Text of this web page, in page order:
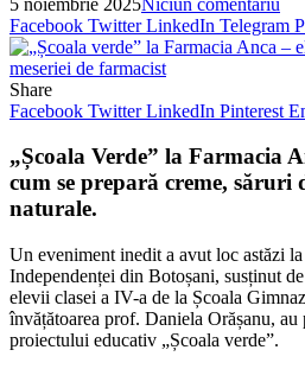
Facebook Twitter LinkedIn Telegram
Share
Facebook Twitter LinkedIn Pinterest
„Școala Verde” la Farmacia
cum se prepară creme, săruri
naturale.
Un eveniment inedit a avut loc astăzi
Independenței din Botoșani, susținut
elevii clasei a IV-a de la Școala
învățătoarea prof. Daniela Orășanu,
proiectului educativ „Școala verde”.